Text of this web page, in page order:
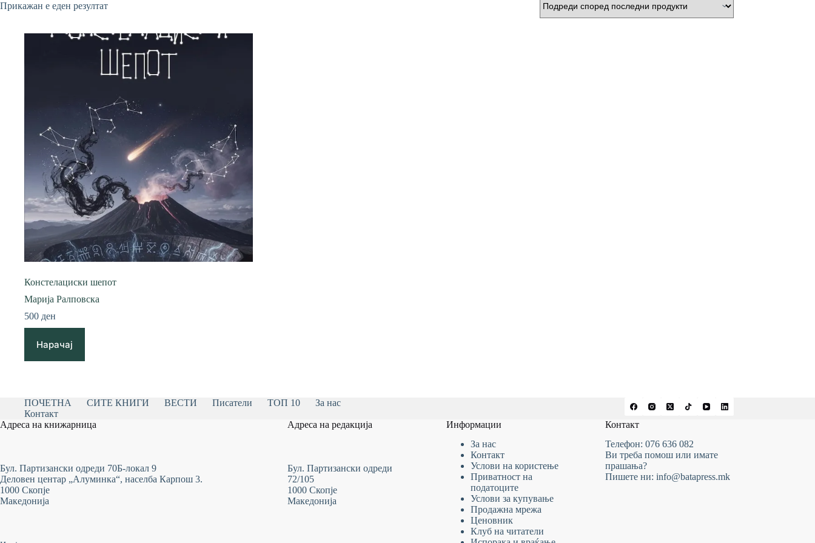
Прикажан е еден резултат
Констелациски шепот
Марија Ралповска
500 ден
Нарачај
ПОЧЕТНА СИТЕ КНИГИ ВЕСТИ Писатели ТОП 10
За нас
Контакт
Адреса на книжарница
Бул. Партизански одреди 70Б-локал 9
Деловен центар „Алуминка“, населба Карпош 3.
1000 Скопје
Македонија
Адреса на редакција
Бул. Партизански одреди
72/105
1000 Скопје
Македонија
Информации
За нас
Контакт
Услови на користење
Приватност на
податоците
Услови за купување
Продажна мрежа
Ценовник
Клуб на читатели
Контакт
Телефон: 076 636 082
Ви треба помош или имате
прашања?
Пишете ни: info@batapress.mk